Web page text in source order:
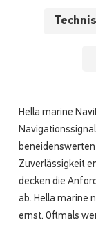
Hella marine
Zuverlässigkeit
decken die
ab. Hella marine
ernst. Oftmals